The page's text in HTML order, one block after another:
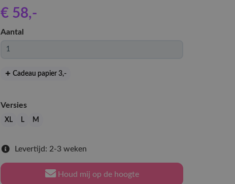
€ 58,-
Aantal
Cadeau papier 3,-
Versies
XL L M
Levertijd: 2-3 weken
Houd mij op de hoogte